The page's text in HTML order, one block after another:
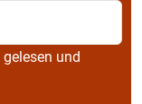
gelesen und